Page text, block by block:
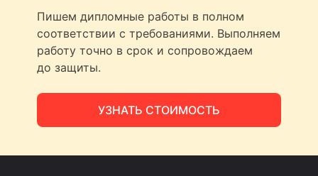
Пишем дипломные работы в полном
соответствии с требованиями. Выполняем
работу точно в срок и сопровождаем
до защиты.
УЗНАТЬ СТОИМОСТЬ